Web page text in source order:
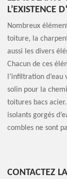
L’EXISTENCE
Nombreux
toiture, la
aussi les divers
Chacun de ces
l’infiltration
solin pour la
toitures bacs
isolants gorgés
combles ne sont
CONTACTEZ